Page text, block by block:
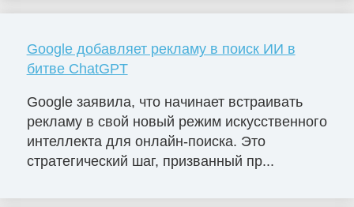
Google добавляет рекламу в поиск ИИ в
битве ChatGPT
Google заявила, что начинает встраивать
рекламу в свой новый режим искусственного
интеллекта для онлайн-поиска. Это
стратегический шаг, призванный пр...